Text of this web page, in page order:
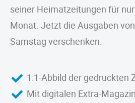
seiner Heimatzeitungen für
Monat. Jetzt die Ausgaben
Samstag verschenken.
1:1-Abbild der gedruckten
Mit digitalen Extra-